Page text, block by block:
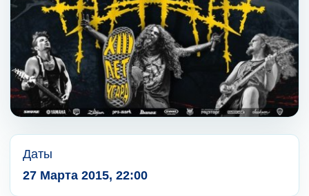
Даты
27 Марта 2015, 22:00